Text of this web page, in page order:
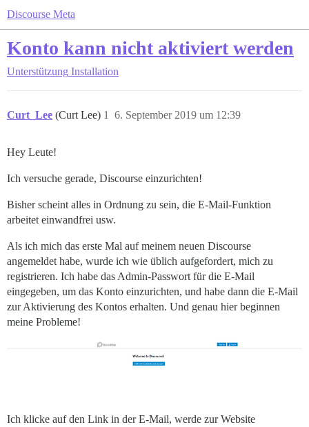
Discourse Meta
Konto kann nicht aktiviert werden
Unterstützung Installation
Curt_Lee (Curt Lee) 6. September 2019 um 12:39
1
Hey Leute!
Ich versuche gerade, Discourse einzurichten!
Bisher scheint alles in Ordnung zu sein, die E-Mail-Funktion
arbeitet einwandfrei usw.
Als ich mich das erste Mal auf meinem neuen Discourse
angemeldet habe, wurde ich wie üblich aufgefordert, mich zu
registrieren. Ich habe das Admin-Passwort für die E-Mail
eingegeben, um das Konto einzurichten, und habe dann die E-Mail
zur Aktivierung des Kontos erhalten. Und genau hier beginnen
meine Probleme!
Ich klicke auf den Link in der E-Mail, werde zur Website